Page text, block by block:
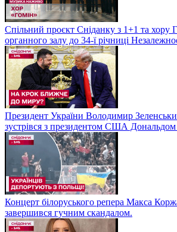
Спільний проєкт Сніданку з 1+1 та хору
органного залу до 34-ї річниці
Президент України Володимир
зустрівся з президентом США
Концерт білоруського репера Макса
завершився гучним скандалом.